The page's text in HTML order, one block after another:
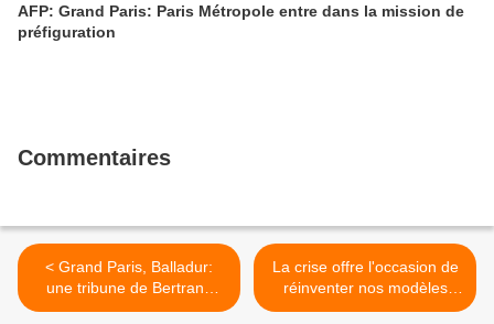
AFP: Grand Paris: Paris Métropole entre dans la mission de
préfiguration
Commentaires
< Grand Paris, Balladur:
une tribune de Bertrand
Delanoë dans Le Monde
La crise offre l'occasion de
réinventer nos modèles
urbains, par Pierre Veltz >